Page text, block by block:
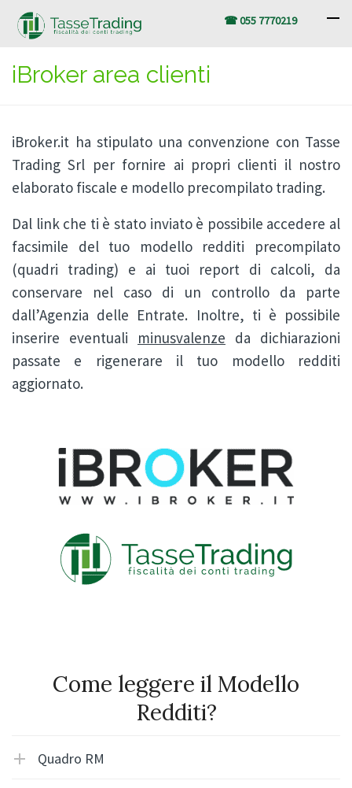
☎ 055 7770219
iBroker area clienti
iBroker.it ha stipulato una convenzione con Tasse
Trading Srl per fornire ai propri clienti il nostro
elaborato fiscale e modello precompilato trading.
Dal link che ti è stato inviato è possibile accedere al
facsimile del tuo modello redditi precompilato
(quadri trading) e ai tuoi report di calcoli, da
conservare nel caso di un controllo da parte
dall’Agenzia delle Entrate. Inoltre, ti è possibile
inserire eventuali minusvalenze da dichiarazioni
passate e rigenerare il tuo modello redditi
aggiornato.
Come leggere il Modello
Redditi?
Quadro RM